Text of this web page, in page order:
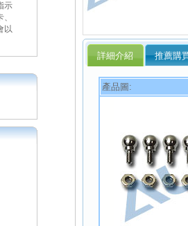
示
以
詳細介紹 推薦購
產品圖: